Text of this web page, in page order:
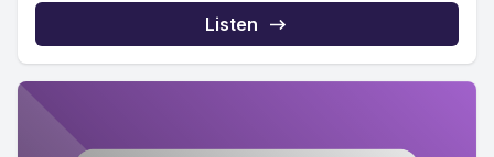
Listen